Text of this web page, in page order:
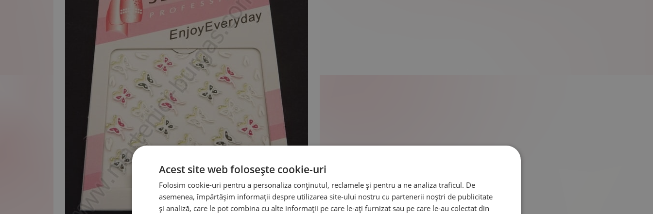
Acest site web folosește cookie-uri
Folosim cookie-uri pentru a personaliza conținutul, reclamele și pentru a ne analiza traficul. De
asemenea, împărtășim informații despre utilizarea site-ului nostru cu partenerii noștri de publicitate
și analiză, care le pot combina cu alte informații pe care le-ați furnizat sau pe care le-au colectat din